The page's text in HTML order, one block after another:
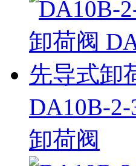
DA10B-
卸荷阀